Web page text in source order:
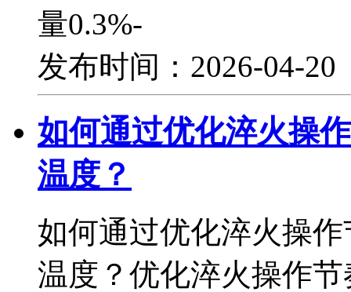
量0.3%-
发布时间：2026-04-
如何通过优化淬火操
温度？
如何通过优化淬火操
温度？优化淬火操作